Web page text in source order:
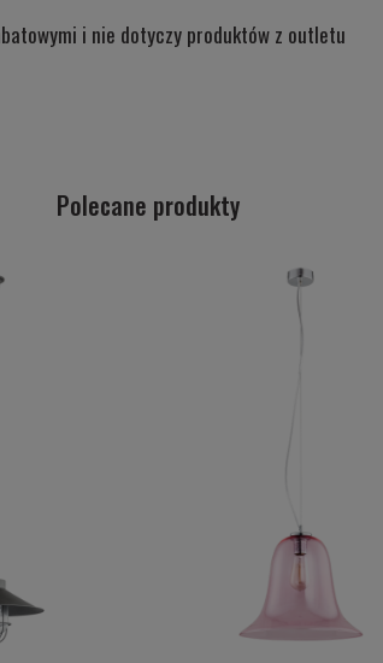
i nie dotyczy produktów z outletu
Polecane produkty